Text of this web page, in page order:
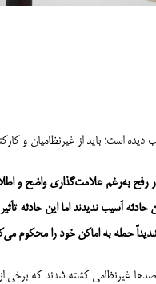
است؛ باید از غیرنظامیان و
رفح به‌رغم علامت‌گذاری واضح و
آسیب ندیدند اما این حادثه
حمله به اماکن خود را محکوم
غیرنظامی کشته ‌شدند که برخی از